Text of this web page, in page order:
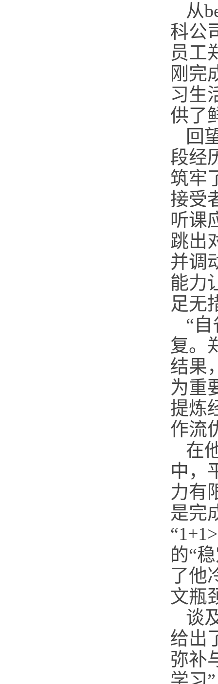
从
科公
员工
刚完
习生
供了
回
段经
筑牢
接受
听课
跳出
并调
能力
足无
“
复。
结果
为重
提炼
作流
在
中，
力有
是完
的“
了他
文瓶
谈
给出
弥补